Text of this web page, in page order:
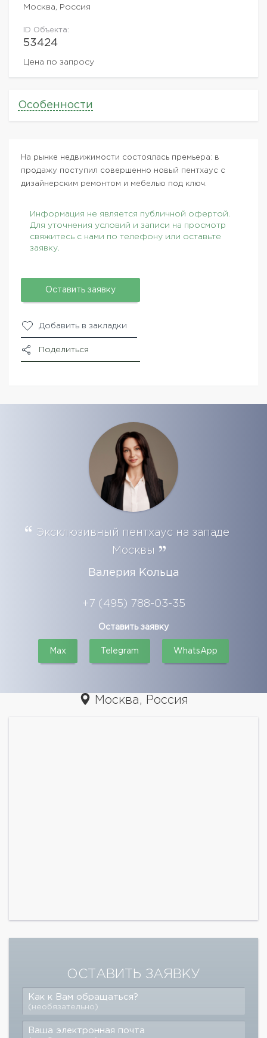
Москва, Россия
ID Объекта:
53424
Цена по запросу
Особенности
На рынке недвижимости состоялась премьера: в
продажу поступил совершенно новый пентхаус с
дизайнерским ремонтом и мебелью под ключ.
Информация не является публичной офертой.
Для уточнения условий и записи на просмотр
свяжитесь с нами по телефону или оставьте
заявку.
Оставить заявку
Добавить в закладки
Поделиться
Эксклюзивный пентхаус на западе
Москвы
Валерия Кольца
+7 (495) 788-03-35
Оставить заявку
Max Telegram WhatsApp
Москва, Россия
ОСТАВИТЬ ЗАЯВКУ
Как к Вам обращаться?
(необязательно)
Ваша электронная почта